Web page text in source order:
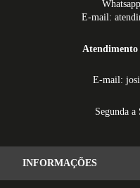
E-mail:
Atendimento
E-mail:
Segunda a
INFORMAÇÕES